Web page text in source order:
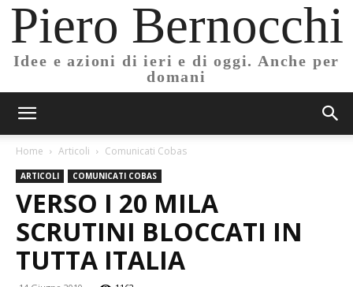
Piero Bernocchi
Idee e azioni di ieri e di oggi. Anche per
domani
Home Articoli Comunicati Cobas
ARTICOLI COMUNICATI COBAS
VERSO I 20 MILA
SCRUTINI BLOCCATI IN
TUTTA ITALIA